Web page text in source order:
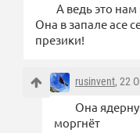
А ведь это
Она в запале асе
презики!
rusinvent, 22
Она
моргнёт